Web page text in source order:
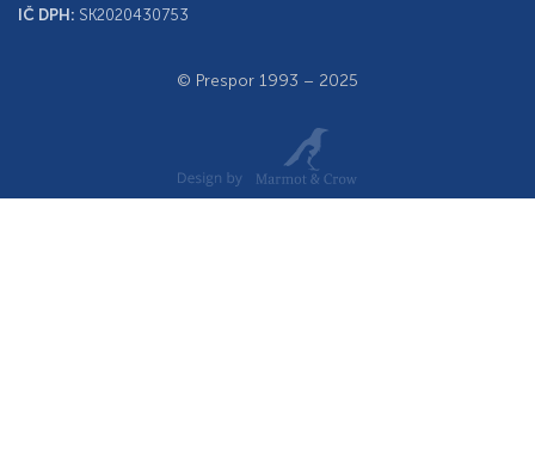
IČ DPH: SK2020430753
© Prespor 1993 – 2025